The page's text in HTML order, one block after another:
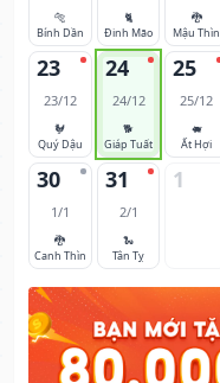
🐅
Bính Dần
🐈
Đinh Mão
🐉
Mậu Thìn
23
23/12
🐓
Quý Dậu
24
24/12
🐕
Giáp Tuất
25
25/12
🐖
Ất Hợi
30
1/1
🐉
Canh Thìn
31
2/1
🐍
Tân Tỵ
1